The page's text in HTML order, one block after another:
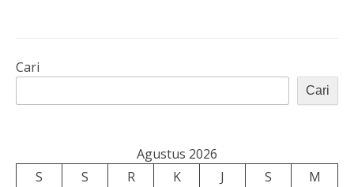
Cari
Cari
Agustus 2026
S
S R K J S
M